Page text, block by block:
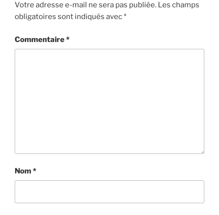
Votre adresse e-mail ne sera pas publiée. Les champs
obligatoires sont indiqués avec*
Commentaire*
Nom*